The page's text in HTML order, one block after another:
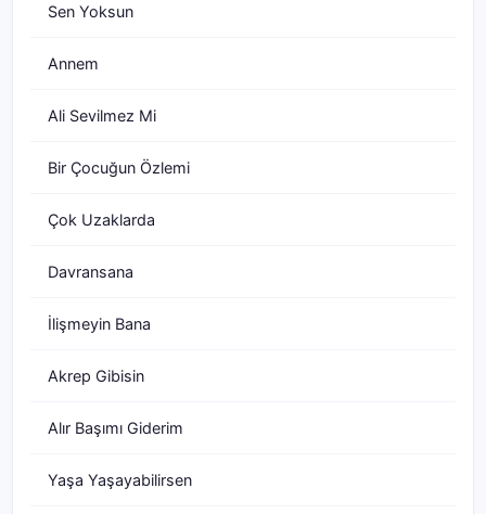
Sen Yoksun
Annem
Ali Sevilmez Mi
Bir Çocuğun Özlemi
Çok Uzaklarda
Davransana
İlişmeyin Bana
Akrep Gibisin
Alır Başımı Giderim
Yaşa Yaşayabilirsen